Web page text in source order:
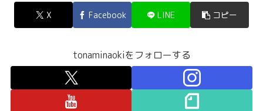
X Facebook LINE コピー
tonaminaokiをフォローする